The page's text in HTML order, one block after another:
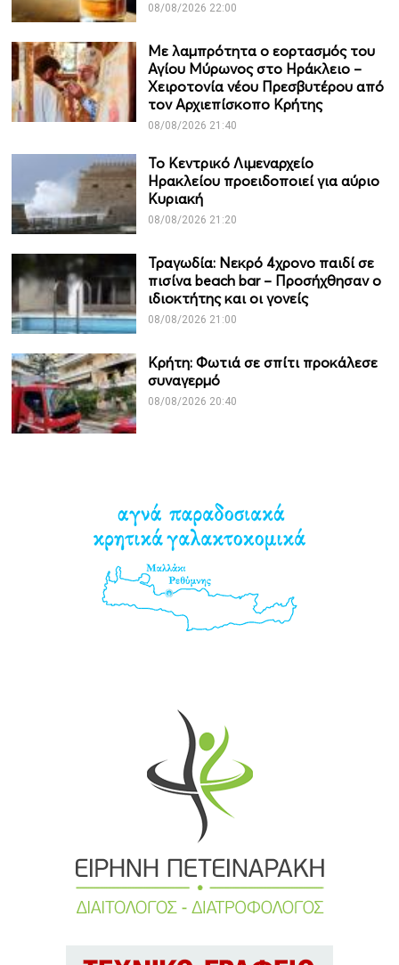
08/08/2026 22:00
Με λαμπρότητα ο εορτασμός του
Αγίου Μύρωνος στο Ηράκλειο –
Χειροτονία νέου Πρεσβυτέρου από
τον Αρχιεπίσκοπο Κρήτης
08/08/2026 21:40
Το Κεντρικό Λιμεναρχείο
Ηρακλείου προειδοποιεί για αύριο
Κυριακή
08/08/2026 21:20
Τραγωδία: Νεκρό 4χρονο παιδί σε
πισίνα beach bar – Προσήχθησαν ο
ιδιοκτήτης και οι γονείς
08/08/2026 21:00
Κρήτη: Φωτιά σε σπίτι προκάλεσε
συναγερμό
08/08/2026 20:40